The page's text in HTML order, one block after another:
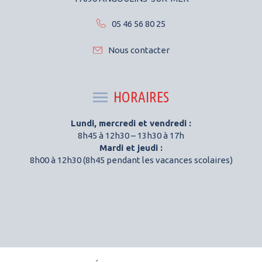
05 46 56 80 25
Nous contacter
HORAIRES
Lundi, mercredi et vendredi :
8h45 à 12h30 – 13h30 à 17h
Mardi et jeudi :
8h00 à 12h30 (8h45 pendant les vacances scolaires)